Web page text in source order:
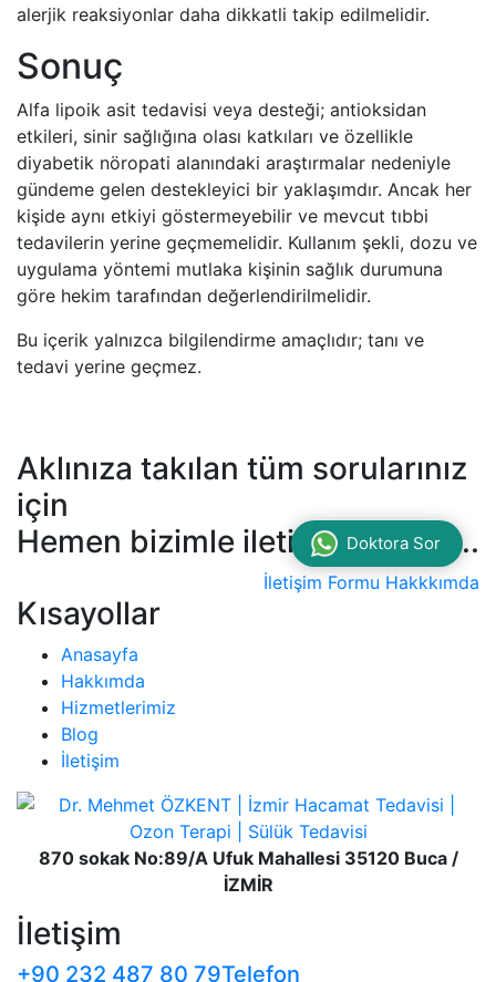
alerjik reaksiyonlar daha dikkatli takip edilmelidir.
Sonuç
Alfa lipoik asit tedavisi veya desteği; antioksidan
etkileri, sinir sağlığına olası katkıları ve özellikle
diyabetik nöropati alanındaki araştırmalar nedeniyle
gündeme gelen destekleyici bir yaklaşımdır. Ancak her
kişide aynı etkiyi göstermeyebilir ve mevcut tıbbi
tedavilerin yerine geçmemelidir. Kullanım şekli, dozu ve
uygulama yöntemi mutlaka kişinin sağlık durumuna
göre hekim tarafından değerlendirilmelidir.
Bu içerik yalnızca bilgilendirme amaçlıdır; tanı ve
tedavi yerine geçmez.
Doktora Sor
Aklınıza takılan tüm sorularınız
için
Hemen bizimle iletişime geçin...
İletişim Formu Hakkkımda
Kısayollar
Anasayfa
Hakkımda
Hizmetlerimiz
Blog
İletişim
870 sokak No:89/A Ufuk Mahallesi 35120 Buca /
İZMİR
İletişim
+90 232 487 80 79Telefon